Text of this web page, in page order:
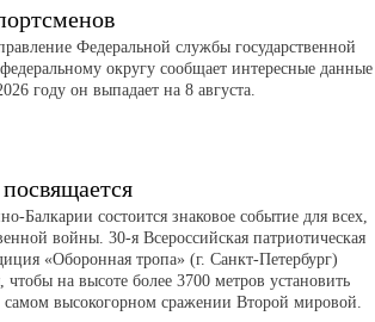
Федеральной службы государственной
округу сообщает интересные данные
году он выпадает на 8 августа.
Балкарии состоится знаковое событие для всех,
войны. 30-я Всероссийская патриотическая
«Оборонная тропа» (г. Санкт-Петербург)
на высоте более 3700 метров установить
высокогорном сражении Второй мировой.